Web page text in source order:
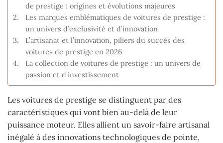
de prestige : origines et évolutions majeures
Les marques emblématiques de voitures de prestige :
un univers d’exclusivité et d’innovation
L’artisanat et l’innovation, piliers du succès des
voitures de prestige en 2026
La collection de voitures de prestige : un univers de
passion et d’investissement
Les voitures de prestige se distinguent par des
caractéristiques qui vont bien au-delà de leur
puissance moteur. Elles allient un savoir-faire artisanal
inégalé à des innovations technologiques de pointe,